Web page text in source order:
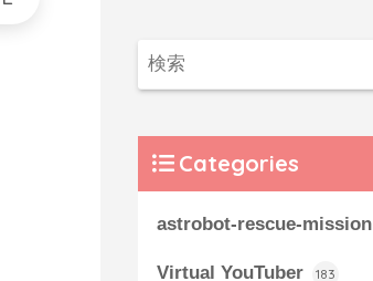
Categories
astrobot-rescue-mission
Virtual YouTuber 183